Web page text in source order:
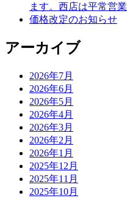
ます。西店は平常営業
価格改定のお知らせ
アーカイブ
2026年7月
2026年6月
2026年5月
2026年4月
2026年3月
2026年2月
2026年1月
2025年12月
2025年11月
2025年10月